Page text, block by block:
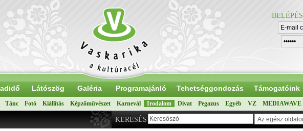
BELÉPÉS
Látószög Galéria Programajánló Tehetséggondozás Támogatóink
Tánc Fotó Kiállítás Képzőművészet Karnevál Irodalom Divat Pegazus Egyéb VZ MEDIAWAVE
KERESÉS